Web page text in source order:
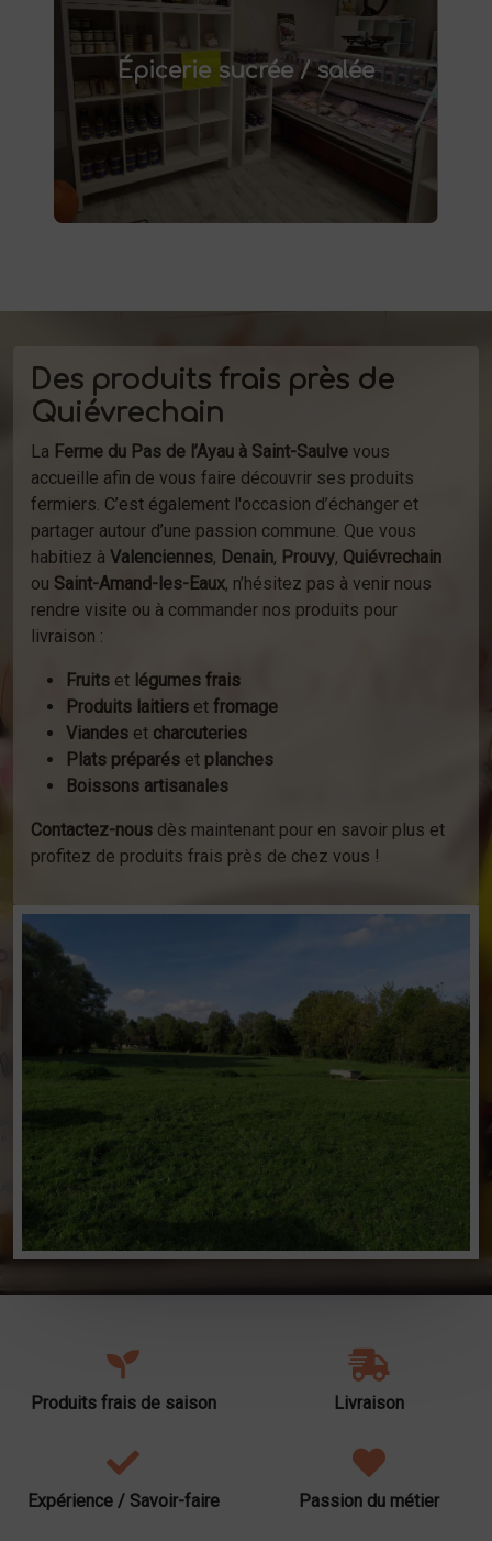
Épicerie sucrée / salée
Découvrez notre
épicerie sucrée et salée à
Saint-Saulve
. Confitures artisanales,
conserves maison, plats préparés et bien
d'autres produits fermiers vous attendent.
Profitez de la vente directe de
produits
d'épicerie
à la ferme ou de notre service de
livraison.
Des produits frais près de
Quiévrechain
La Ferme du Pas de l’Ayau à Saint-Saulve vous
accueille afin de vous faire découvrir ses produits
fermiers. C’est également l'occasion d’échanger et
partager autour d’une passion commune. Que vous
habitiez à Valenciennes, Denain, Prouvy, Quiévrechain
ou Saint-Amand-les-Eaux, n’hésitez pas à venir nous
rendre visite ou à commander nos produits pour
livraison :
Fruits et légumes frais
Produits laitiers et fromage
Viandes et charcuteries
Plats préparés et planches
Boissons artisanales
Contactez-nous dès maintenant pour en savoir plus et
profitez de produits frais près de chez vous !
Produits frais de saison Livraison
Expérience / Savoir-faire Passion du métier